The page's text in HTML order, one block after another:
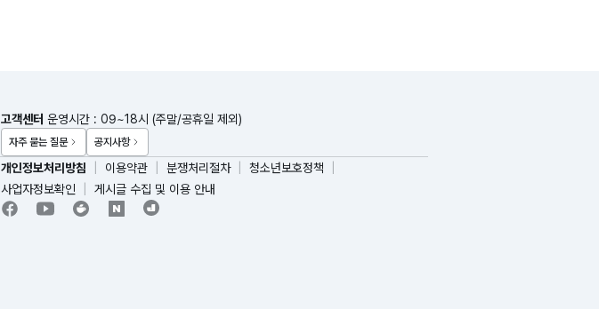
고객센터 운영시간 : 09~18시 (주말/공휴일 제외)
자주 묻는 질문 공지사항
개인정보처리방침 이용약관 분쟁처리절차
청소년보호정책
사업자정보확인
게시글 수집 및 이용 안내